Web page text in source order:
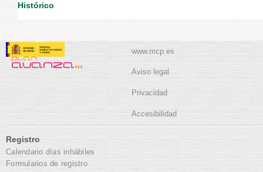
Histórico
www.mcp.es
Aviso legal
Privacidad
Accesibilidad
Registro
Calendario días inhábiles
Formularios de registro